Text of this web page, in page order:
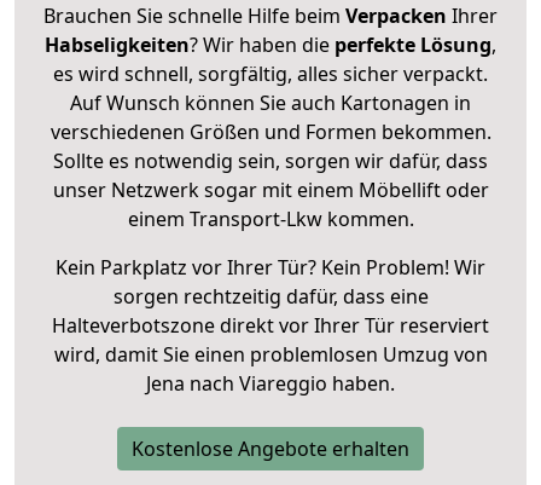
Brauchen Sie schnelle Hilfe beim Verpacken Ihrer
Habseligkeiten? Wir haben die perfekte Lösung,
es wird schnell, sorgfältig, alles sicher verpackt.
Auf Wunsch können Sie auch Kartonagen in
verschiedenen Größen und Formen bekommen.
Sollte es notwendig sein, sorgen wir dafür, dass
unser Netzwerk sogar mit einem Möbellift oder
einem Transport-Lkw kommen.
Kein Parkplatz vor Ihrer Tür? Kein Problem! Wir
sorgen rechtzeitig dafür, dass eine
Halteverbotszone direkt vor Ihrer Tür reserviert
wird, damit Sie einen problemlosen Umzug von
Jena nach Viareggio haben.
Kostenlose Angebote erhalten